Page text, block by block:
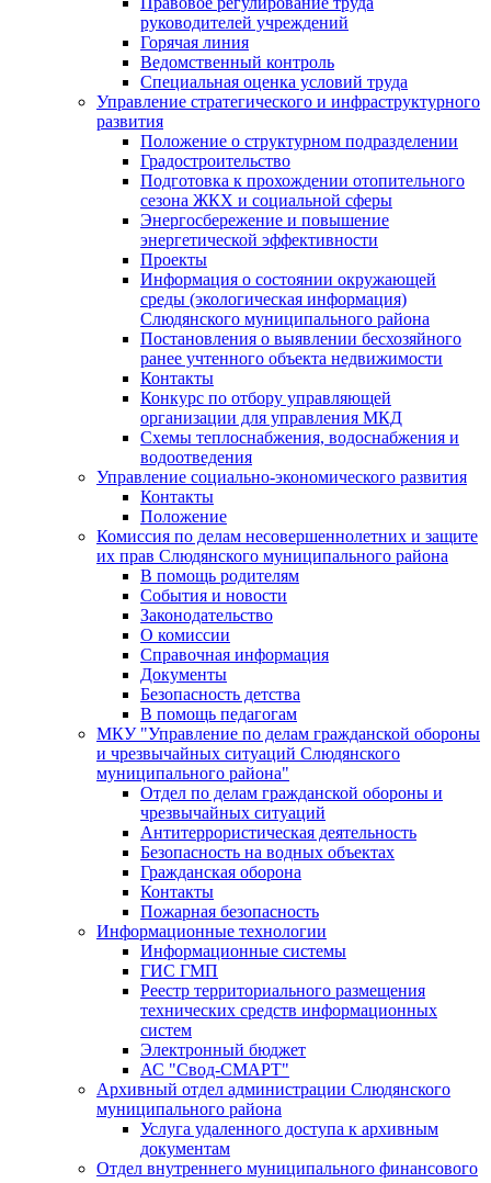
руководителей учреждений
Горячая линия
Ведомственный контроль
Специальная оценка условий труда
Управление стратегического и инфраструктурного
развития
Положение о структурном подразделении
Градостроительство
Подготовка к прохождении отопительного
сезона ЖКХ и социальной сферы
Энергосбережение и повышение
энергетической эффективности
Проекты
Информация о состоянии окружающей
среды (экологическая информация)
Слюдянского муниципального района
Постановления о выявлении бесхозяйного
ранее учтенного объекта недвижимости
Контакты
Конкурс по отбору управляющей
организации для управления МКД
Схемы теплоснабжения, водоснабжения и
водоотведения
Управление социально-экономического развития
Контакты
Положение
Комиссия по делам несовершеннолетних и защите
их прав Слюдянского муниципального района
В помощь родителям
События и новости
Законодательство
О комиссии
Справочная информация
Документы
Безопасность детства
В помощь педагогам
МКУ "Управление по делам гражданской обороны
и чрезвычайных ситуаций Слюдянского
муниципального района"
Отдел по делам гражданской обороны и
чрезвычайных ситуаций
Антитеррористическая деятельность
Безопасность на водных объектах
Гражданская оборона
Контакты
Пожарная безопасность
Информационные технологии
Информационные системы
ГИС ГМП
Реестр территориального размещения
технических средств информационных
систем
Электронный бюджет
АС "Свод-СМАРТ"
Архивный отдел администрации Слюдянского
муниципального района
Услуга удаленного доступа к архивным
документам
Отдел внутреннего муниципального финансового